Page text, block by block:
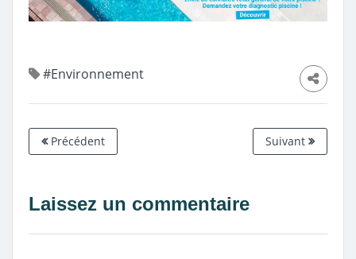
#Environnement
Précédent Suivant
Laissez un commentaire